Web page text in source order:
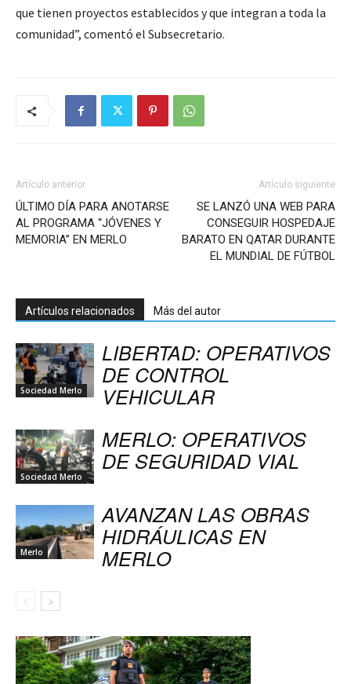
que tienen proyectos establecidos y que integran a toda la
comunidad”, comentó el Subsecretario.
Artículo anterior
ÚLTIMO DÍA PARA ANOTARSE
AL PROGRAMA “JÓVENES Y
MEMORIA” EN MERLO
Artículo siguiente
SE LANZÓ UNA WEB PARA
CONSEGUIR HOSPEDAJE
BARATO EN QATAR DURANTE
EL MUNDIAL DE FÚTBOL
Artículos relacionados Más del autor
Sociedad Merlo
LIBERTAD: OPERATIVOS
DE CONTROL
VEHICULAR
Sociedad Merlo
MERLO: OPERATIVOS
DE SEGURIDAD VIAL
Merlo
AVANZAN LAS OBRAS
HIDRÁULICAS EN
MERLO